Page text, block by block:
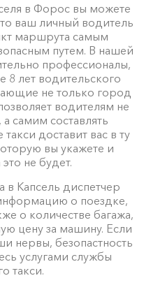
в Форос вы можете
ваш личный водитель
маршрута самым
путем. В нашей
профессионалы,
лет водительского
не только город
водителям не
а самим составлять
доставит вас в ту
вы укажете и
не будет.
в Капсель диспетчер
о поездке,
о количестве багажа,
цену за машину. Если
нервы, безопастность
услугами службы
такси.